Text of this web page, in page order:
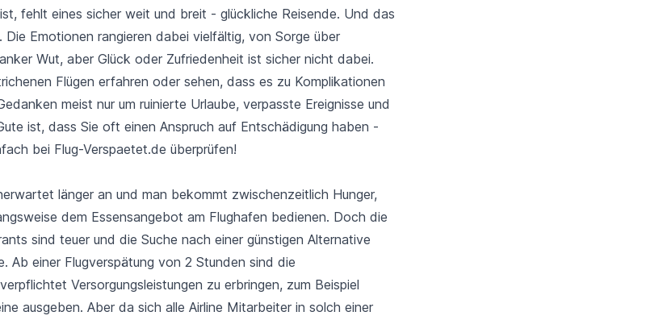
fehlt eines sicher weit und breit - glückliche Reisende. Und das
Emotionen rangieren dabei vielfältig, von Sorge über
Wut, aber Glück oder Zufriedenheit ist sicher nicht dabei.
Flügen erfahren oder sehen, dass es zu Komplikationen
meist nur um ruinierte Urlaube, verpasste Ereignisse und
ist, dass Sie oft einen Anspruch auf Entschädigung haben -
bei Flug-Verspaetet.de überprüfen!
länger an und man bekommt zwischenzeitlich Hunger,
dem Essensangebot am Flughafen bedienen. Doch die
sind teuer und die Suche nach einer günstigen Alternative
Ab einer Flugverspätung von 2 Stunden sind die
Versorgungsleistungen zu erbringen, zum Beispiel
ausgeben. Aber da sich alle Airline Mitarbeiter in solch einer